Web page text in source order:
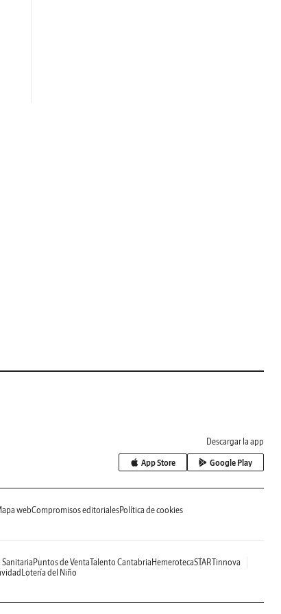
Descargar la app
App Store Google Play
webCompromisos editorialesPolítica de cookies
Sanitaria Puntos de VentaTalento Cantabria HemerotecaSTARTinnova
Lotería del Niño